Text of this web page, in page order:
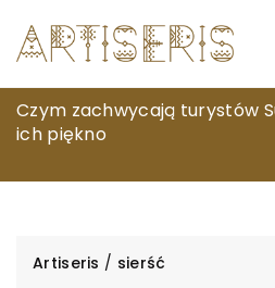
Jak inwentaryzacja
na ochronę lokalnych
Czym zachwycają turystów
ich piękno
Jak bezpiecznie korzystać z
elektronarzędzi i dbać o ich
Artiseris / sierść